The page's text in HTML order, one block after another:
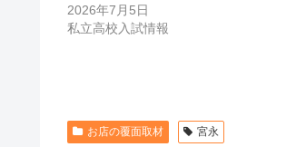
2026年7月5日
私立高校入試情報
お店の覆面取材 宮永